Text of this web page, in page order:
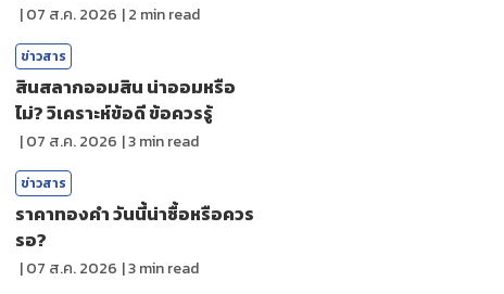
|07 ส.ค. 2026 |2 min read
ข่าวสาร
สินสลากออมสิน น่าออมหรือ
ไม่? วิเคราะห์ข้อดี ข้อควรรู้
|07 ส.ค. 2026 |3min read
ข่าวสาร
ราคาทองคํา วันนี้น่าซื้อหรือควร
รอ?
|07 ส.ค. 2026 |3min read